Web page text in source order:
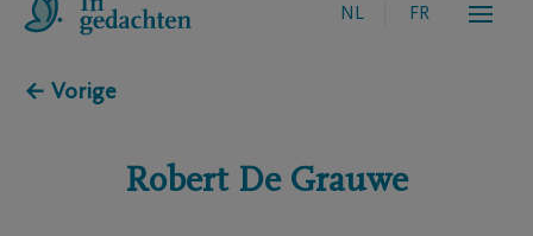
NL FR
← Vorige
Robert De Grauwe